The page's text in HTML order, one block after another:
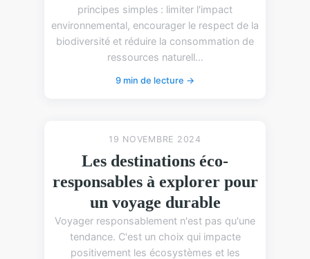
principes simples : limiter l'impact
environnemental, encourager le respect de la
biodiversité et réduire la consommation de
ressources naturell...
9 min de lecture →
19 NOVEMBRE 2024
Les destinations éco-
responsables à explorer pour
un voyage durable
Voyager responsablement n'est pas qu'une
tendance. C'est un choix qui impacte
positivement les écosystèmes et les